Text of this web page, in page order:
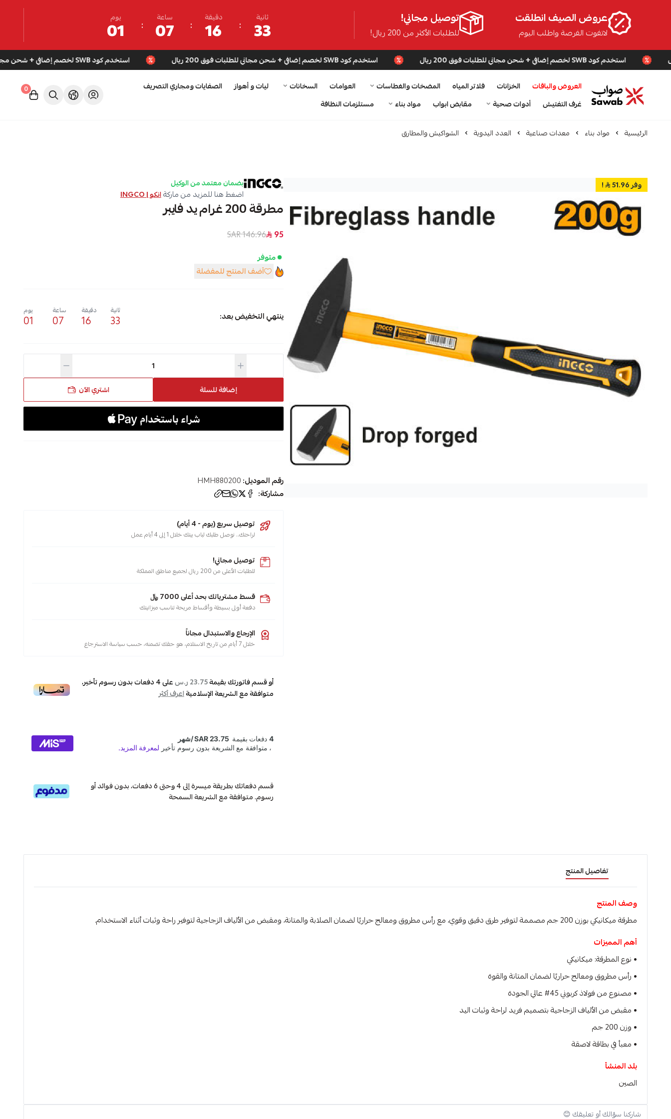
عروض الصيف انطلقت
لاتفوت الفرصة واطلب اليوم
توصيل مجاني!
للطلبات الأكثر من 200 ريال! 32
ثانية 16
دقيقة 07
ساعة 01
يوم
استخدم كود SWB لخصم إضافي + شحن مجاني للطلبات فوق 200 ريال استخدم كود SWB لخصم إضافي + شحن مجاني للطلبات فوق 200 ريال استخدم كود SWB لخصم إضافي + شحن مجاني للطلبات فوق 200 ريال
صواب
العروض والباقات الخزانات فلاتر المياه المضخات والغطاسات العوامات السخانات ليات و أهواز
الصفايات ومجاري التصريف
غرف التفتيش
أدوات صحية مقابض ابواب مواد بناء مستلزمات النظافة
0
الرئيسية مواد بناء معدات صناعية العدد اليدوية الشواكيش والمطارق
وفر 51.96 ! بضمان معتمد من الوكيل
اضغط هنا للمزيد من ماركةانكو | INGCO
مطرقة 200 غرام يد فايبر
95
146.96 SAR
متوفر
أضف المنتج للمفضلة
ينتهي التخفيض بعد: 32
ثانية
16
دقيقة
07
ساعة
01
يوم
إضافة للسلة اشتري الآن
رقم الموديل:HMH880200
مشاركة:
توصيل سريع (يوم - 4 أيام)
لراحتك.. نوصل طلبك لباب بيتك خلال 1 إلى 4 أيام عمل
توصيل مجاني!
للطلبات الأعلى من 200 ريال لجميع مناطق المملكة
قسط مشترياتك بحد أعلى 7000 ﷼
دفعة أولى بسيطة وأقساط مريحة تناسب ميزانيتك
الإرجاع والاستبدال مجاناً
خلال 7 أيام من تاريخ الاستلام، هو حقك تضمنه، حسب سياسة الاسترجاع
أو قسم فاتورتك بقيمة23.75 ر.س على4دفعات بدون رسوم تأخير،
متوافقة مع الشريعة الإسلاميةاعرف أكثر
قسم دفعاتك بطريقة ميسرة إلى 4 وحتى 6 دفعات، بدون فوائد أو
رسوم. متوافقة مع الشريعة السمحة
تفاصيل المنتج
وصف المنتج
مطرقة ميكانيكي بوزن 200 جم مصممة لتوفير طرق دقيق وقوي، مع رأس مطروق ومعالج حراريًا لضمان الصلابة والمتانة، ومقبض من الألياف الزجاجية لتوفير راحة وثبات أثناء الاستخدام.
أهم المميزات
• نوع المطرقة: ميكانيكي
• رأس مطروق ومعالج حراريًا لضمان المتانة والقوة
• مصنوع من فولاذ كربوني 45# عالي الجودة
• مقبض من الألياف الزجاجية بتصميم فريد لراحة وثبات اليد
• وزن 200 جم
• معبأ في بطاقة لاصقة
بلد المنشأ
الصين